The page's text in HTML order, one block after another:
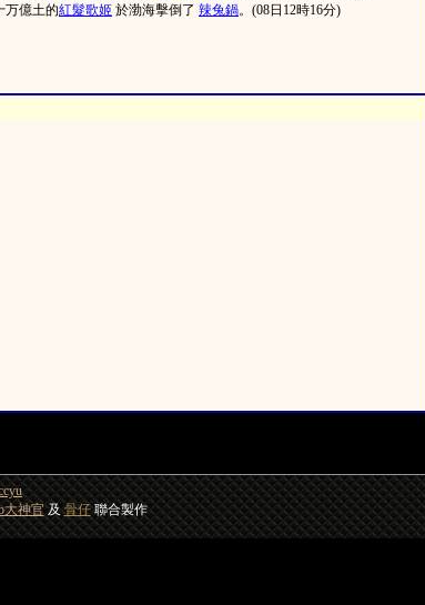
万億土的紅髮歌姬 於渤海擊倒了 辣兔鍋。(08日12時16分)
大神官及骨仔聯合製作